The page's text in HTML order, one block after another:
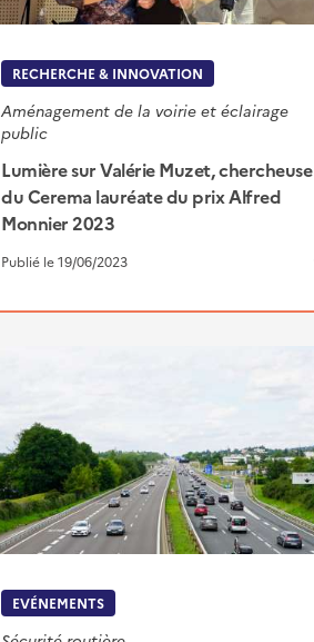
RECHERCHE & INNOVATION
Aménagement de la voirie et éclairage
public
Lumière sur Valérie Muzet, chercheuse
du Cerema lauréate du prix Alfred
Monnier 2023
Publié le 19/06/2023
EVÉNEMENTS